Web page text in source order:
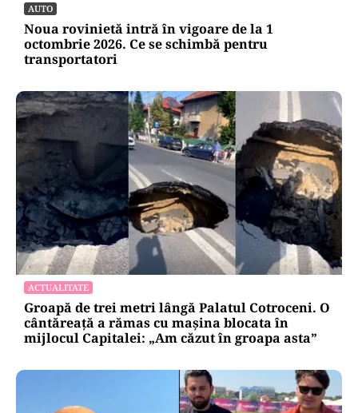
AUTO
Noua rovinietă intră în vigoare de la 1
octombrie 2026. Ce se schimbă pentru
transportatori
ACTUALITATE
Groapă de trei metri lângă Palatul Cotroceni. O
cântăreață a rămas cu mașina blocata în
mijlocul Capitalei: „Am căzut în groapa asta”